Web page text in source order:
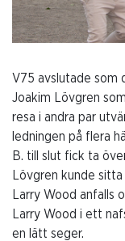
V75 avslutade som
Joakim Lövgren
resa i andra par
ledningen på flera
B. till slut fick ta
Lövgren kunde
Larry Wood anfalls
Larry Wood i ett
en lätt seger.